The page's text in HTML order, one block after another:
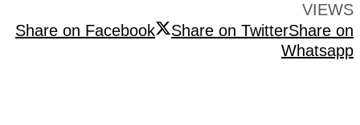
VIEWS
Share on Facebook
Share on TwitterShare on
Whatsapp